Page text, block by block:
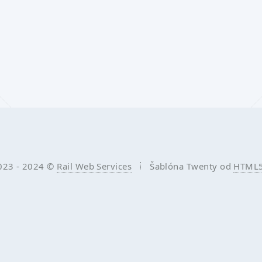
- 2024 © Rail Web Services Šablóna Twenty od